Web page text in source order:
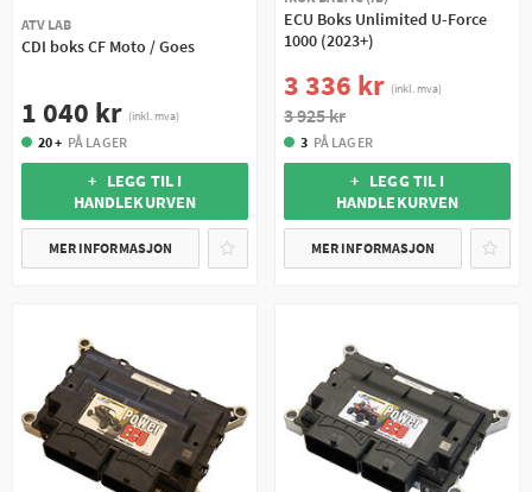
ATV LAB
CDI boks CF Moto / Goes
1 040 kr (inkl. mva)
20 + PÅ LAGER
+ LEGG TIL I
HANDLEKURVEN
MER INFORMASJON
ECU Boks Unlimited U-Force
1000 (2023+)
3 336 kr (inkl. mva)
3 925 kr
3 PÅ LAGER
+ LEGG TIL I
HANDLEKURVEN
MER INFORMASJON